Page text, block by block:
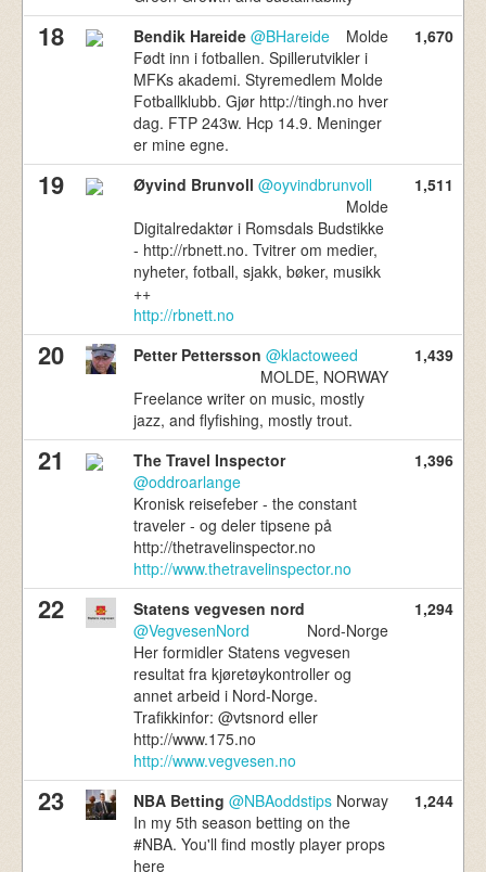
18 Bendik Hareide @BHareide
Molde
Født inn i fotballen. Spillerutvikler i
MFKs akademi. Styremedlem Molde
Fotballklubb. Gjør http://tingh.no hver
dag. FTP 243w. Hcp 14.9. Meninger
er mine egne.
1,670
19 Øyvind Brunvoll @oyvindbrunvoll
Molde
Digitalredaktør i Romsdals Budstikke
- http://rbnett.no. Tvitrer om medier,
nyheter, fotball, sjakk, bøker, musikk
++
http://rbnett.no
1,511
20 Petter Pettersson @klactoweed
MOLDE, NORWAY
Freelance writer on music, mostly
jazz, and flyfishing, mostly trout.
1,439
21
The Travel Inspector
@oddroarlange
Kronisk reisefeber - the constant
traveler - og deler tipsene på
http://thetravelinspector.no
http://www.thetravelinspector.no
1,396
22
Statens vegvesen nord
@VegvesenNord
Nord-Norge
Her formidler Statens vegvesen
resultat fra kjøretøykontroller og
annet arbeid i Nord-Norge.
Trafikkinfor: @vtsnord eller
http://www.175.no
http://www.vegvesen.no
1,294
23 NBA Betting @NBAoddstips Norway
In my 5th season betting on the
#NBA. You'll find mostly player props
here
1,244